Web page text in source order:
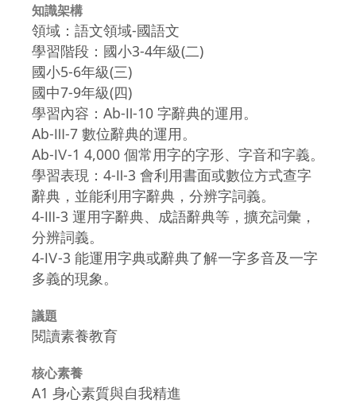
知識架構
領域：語文領域-國語文
學習階段：國小3-4年級(二)
國小5-6年級(三)
國中7-9年級(四)
學習內容：Ab-Ⅱ-10 字辭典的運用。
Ab-Ⅲ-7 數位辭典的運用。
Ab-Ⅳ-1 4,000 個常用字的字形、字音和字義。
學習表現：4-Ⅱ-3 會利用書面或數位方式查字
辭典，並能利用字辭典，分辨字詞義。
4-Ⅲ-3 運用字辭典、成語辭典等，擴充詞彙，
分辨詞義。
4-Ⅳ-3 能運用字典或辭典了解一字多音及一字
多義的現象。
議題
閱讀素養教育
核心素養
A1 身心素質與自我精進